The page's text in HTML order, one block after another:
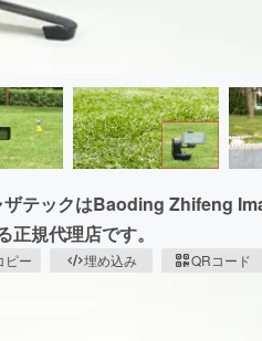
ザテックはBaoding Zhifeng
規代理店です。
ピー 埋め込み QRコード